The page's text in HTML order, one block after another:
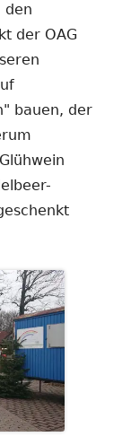
den
der OAG
bauen, der